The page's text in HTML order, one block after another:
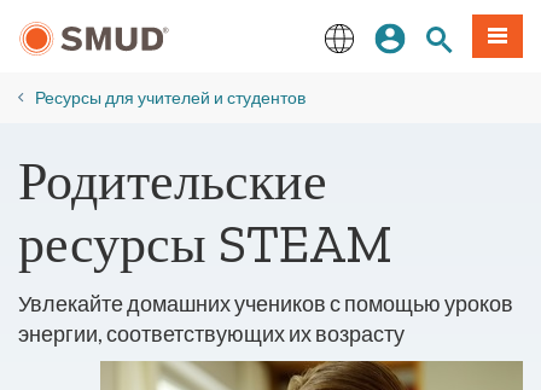
содержанию
входПоиск по
Меню
Ресурсы для учителей и студентов
Родительские
ресурсы STEAM
Увлекайте домашних учеников с помощью уроков
энергии, соответствующих их возрасту